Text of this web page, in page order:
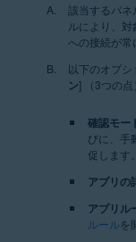
該当するパネ
ルにより、
への接続が常
以下のオプ
ン] （3つの点
確認モー
びに、手
促します。
アプリの
アプリル
ルールを